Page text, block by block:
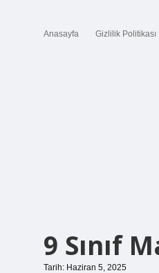
Anasayfa Gizlilik Politikası
9 Sınıf
Tarih: Haziran 5, 2025